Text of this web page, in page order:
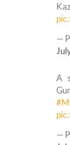
—
A
—